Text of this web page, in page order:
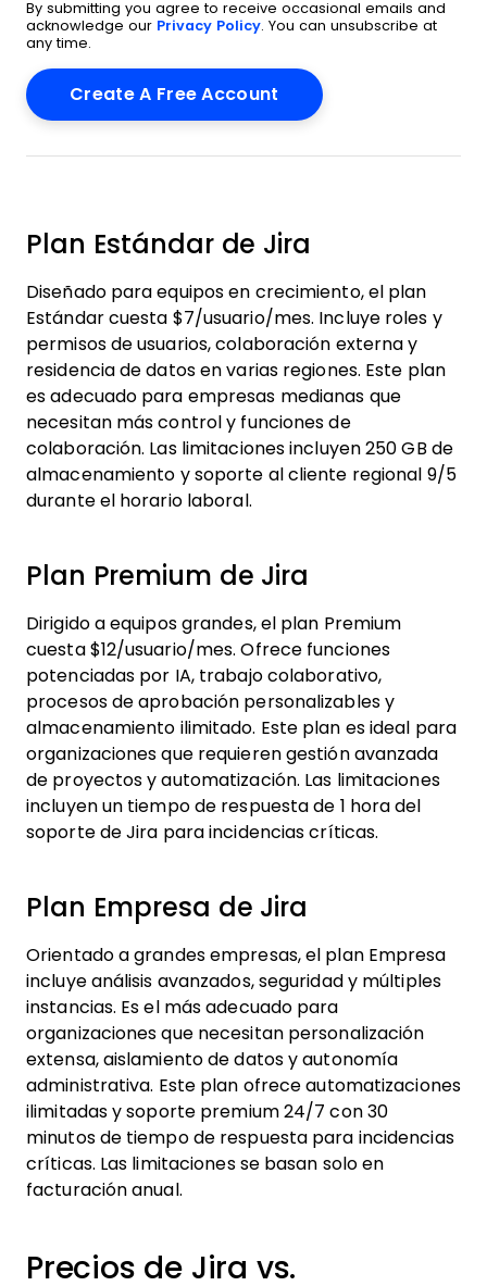
By submitting you agree to receive occasional emails and
acknowledge our Privacy Policy. You can unsubscribe at
any time.
Plan Estándar de Jira
Diseñado para equipos en crecimiento, el plan
Estándar cuesta $7/usuario/mes. Incluye roles y
permisos de usuarios, colaboración externa y
residencia de datos en varias regiones. Este plan
es adecuado para empresas medianas que
necesitan más control y funciones de
colaboración. Las limitaciones incluyen 250 GB de
almacenamiento y soporte al cliente regional 9/5
durante el horario laboral.
Plan Premium de Jira
Dirigido a equipos grandes, el plan Premium
cuesta $12/usuario/mes. Ofrece funciones
potenciadas por IA, trabajo colaborativo,
procesos de aprobación personalizables y
almacenamiento ilimitado. Este plan es ideal para
organizaciones que requieren gestión avanzada
de proyectos y automatización. Las limitaciones
incluyen un tiempo de respuesta de 1 hora del
soporte de Jira para incidencias críticas.
Plan Empresa de Jira
Orientado a grandes empresas, el plan Empresa
incluye análisis avanzados, seguridad y múltiples
instancias. Es el más adecuado para
organizaciones que necesitan personalización
extensa, aislamiento de datos y autonomía
administrativa. Este plan ofrece automatizaciones
ilimitadas y soporte premium 24/7 con 30
minutos de tiempo de respuesta para incidencias
críticas. Las limitaciones se basan solo en
facturación anual.
Precios de Jira vs.